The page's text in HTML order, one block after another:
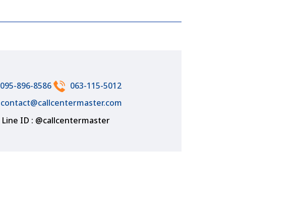
095-896-8586
063-115-5012
contact@callcentermaster.com
Line ID : @callcentermaster